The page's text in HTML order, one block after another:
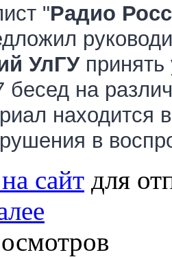
"Радио
УлГУ
бесед на
находится
в
сайт для